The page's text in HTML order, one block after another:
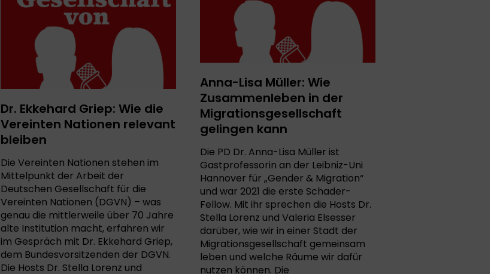
Anna-Lisa Müller: Wie
Zusammenleben in der
Migrationsgesellschaft
gelingen kann
Die PD Dr. Anna-Lisa Müller ist
Gastprofessorin an der Leibniz-Uni
Hannover für „Gender & Migration“
und war 2021 die erste Schader-
Fellow. Mit ihr sprechen die Hosts Dr.
Stella Lorenz und Valeria Elsesser
darüber, wie wir in einer Stadt der
Migrationsgesellschaft gemeinsam
leben und welche Räume wir dafür
nutzen können. Die
Dr. Ekkehard Griep: Wie die
Vereinten Nationen relevant
bleiben
Die Vereinten Nationen stehen im
Mittelpunkt der Arbeit der
Deutschen Gesellschaft für die
Vereinten Nationen (DGVN) – was
genau die mittlerweile über 70 Jahre
alte Institution macht, erfahren wir
im Gespräch mit Dr. Ekkehard Griep,
dem Bundesvorsitzenden der DGVN.
Die Hosts Dr. Stella Lorenz und